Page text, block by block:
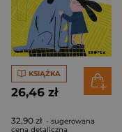
KSIĄŻKA
26,46 zł
32,90 zł - sugerowana
cena detaliczna